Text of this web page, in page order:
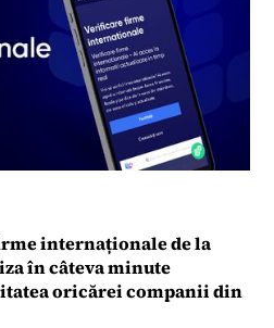
internaționale de la
în câteva minute
oricărei companii din